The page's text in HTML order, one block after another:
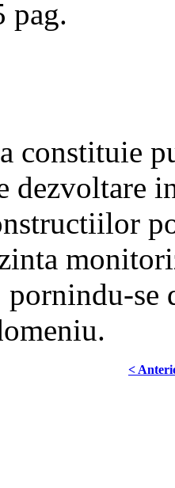
pag.
constituie
dezvoltare
se
<